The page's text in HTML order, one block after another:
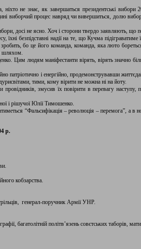
ніхто не знає, як завершаться президентські вибори
виборчий процес навряд чи вивершиться, долю
досі не ясно. Хоч і сторони твердо заявляють, що
їхні безпідставні надії на те, що Кучма
бо це його команда, команда, яка люто
шляхом.
Цим людям маніфестанти вірять, вірять значно
патріотично і енергійно, продемонструвавши
тими, кому вірити не можна ні на йоту.
змусив їх повірити в перевагу наступу,
і рішучої Юлії Тимошенко.
“Фальсифікація – революція – перемога”, а в
р.
кобзарства.
генерал-поручник Армії УНР.
багатолітній політв’язень совєтських таборів, мати